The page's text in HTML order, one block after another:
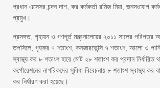
প্রধান এসেসর চন্দন দাশ, কর কর্মকর্তা রমিজ মিয়া, জনসংযোগ
প্রমুখ।
প্রসঙ্গত, গৃহায়ন ও গণপূর্ত মন্ত্রনালেয়ের ২০১১ সালের পরিপত্র
তপসিলে, গৃহকর ৭ শতাংশ, কনজারভেন্সি ৭ শতাংশ, আলো ও
স্বাস্থ্য কর ৮ শতাংশ হারে মোট ২৮ শতাংশ কর প্রদান নির্ধারিত
কর্পোরেশনের নাগরিকদের সুবিধা বিবেচনায় ৮ শতাংশ স্বাস্থ্য কর
কর নির্ধারণ করা হয়েছে।